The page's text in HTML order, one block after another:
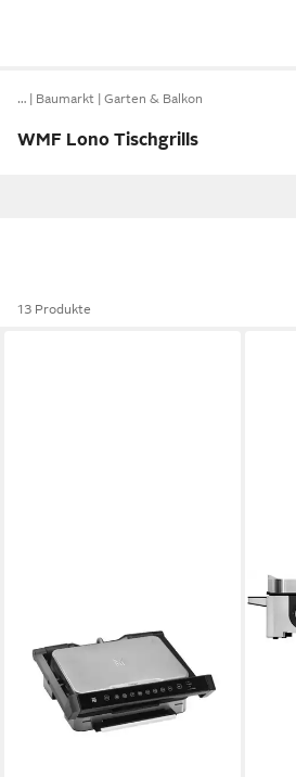
… Baumarkt Garten & Balkon
WMF Lono Tischgrills
13 Produkte